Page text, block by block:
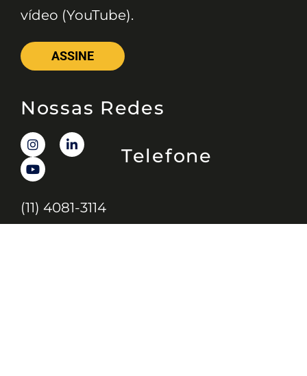
vídeo (YouTube).
ASSINE
Nossas Redes
Telefone
(11) 4081-3114